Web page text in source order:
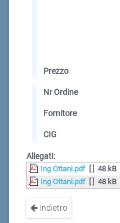
Prezzo
Nr Ordine
Fornitore
CIG
Allegati:
Ing Ottani.pdf 48 kB
Ing Ottani.pdf
48 kB
Indietro